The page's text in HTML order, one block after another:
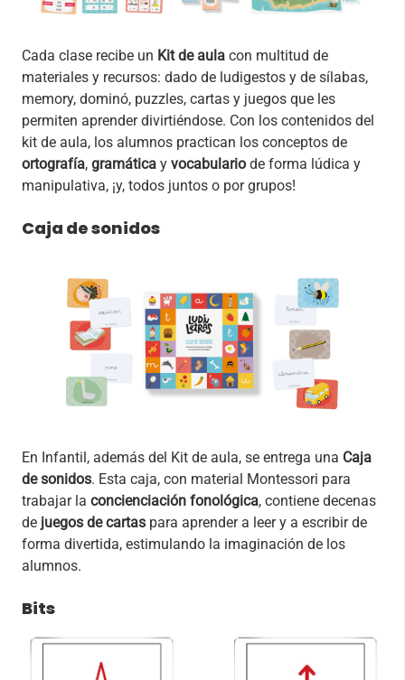
Cada clase recibe un Kit de aula con multitud de
materiales y recursos: dado de ludigestos y de sílabas,
memory, dominó, puzzles, cartas y juegos que les
permiten aprender divirtiéndose. Con los contenidos del
kit de aula, los alumnos practican los conceptos de
ortografía, gramática y vocabulario de forma lúdica y
manipulativa, ¡y, todos juntos o por grupos!
Caja de sonidos
En Infantil, además del Kit de aula, se entrega una Caja
de sonidos. Esta caja, con material Montessori para
trabajar la concienciación fonológica, contiene decenas
de juegos de cartas para aprender a leer y a escribir de
forma divertida, estimulando la imaginación de los
alumnos.
Bits